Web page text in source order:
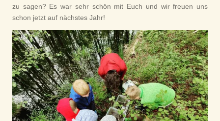
zu sagen? Es war sehr schön mit Euch und wir freuen uns
schon jetzt auf nächstes Jahr!